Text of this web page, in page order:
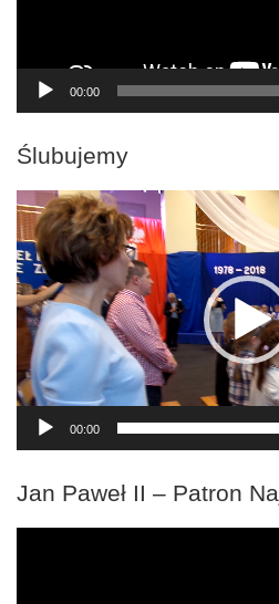
00:00
Ślubujemy
Odtwarzacz
video
00:00
Jan Paweł II – Patron